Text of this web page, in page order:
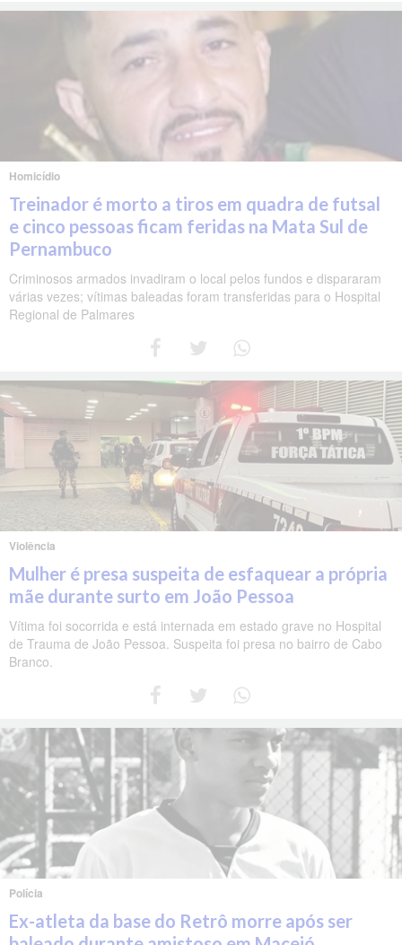
Homicídio
Treinador é morto a tiros em quadra de futsal
e cinco pessoas ficam feridas na Mata Sul de
Pernambuco
Criminosos armados invadiram o local pelos fundos e dispararam
várias vezes; vítimas baleadas foram transferidas para o Hospital
Regional de Palmares
Violência
Mulher é presa suspeita de esfaquear a própria
mãe durante surto em João Pessoa
Vítima foi socorrida e está internada em estado grave no Hospital
de Trauma de João Pessoa. Suspeita foi presa no bairro de Cabo
Branco.
Polícia
Ex-atleta da base do Retrô morre após ser